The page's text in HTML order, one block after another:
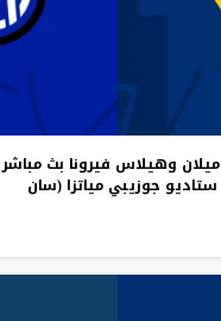
ميلان وهيلاس فيرونا بث مباشر
ستاديو جوزيبي مياتزا (سان